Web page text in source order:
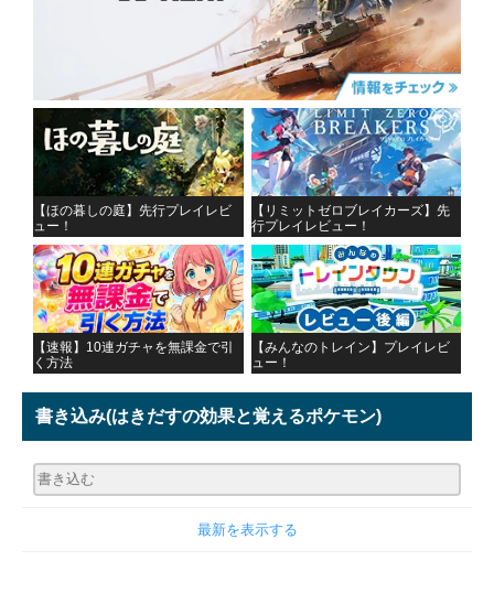
【ほの暮しの庭】先行プレイレビ
ュー！
【リミットゼロブレイカーズ】先
行プレイレビュー！
【速報】10連ガチャを無課金で引
く方法
【みんなのトレイン】プレイレビ
ュー！
書き込み(はきだすの効果と覚えるポケモン)
最新を表示する